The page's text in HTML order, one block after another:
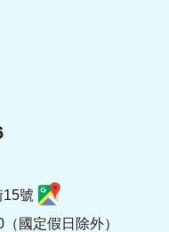
15號
國定假日除外）